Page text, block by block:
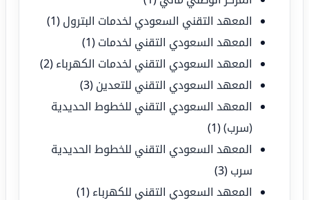
المعهد التقني السعودي لخدمات البترول (1)
المعهد السعودي التقني لخدمات (1)
المعهد السعودي التقني لخدمات الكهرباء (2)
المعهد السعودي التقني للتعدين (3)
المعهد السعودي التقني للخطوط الحديدية
(سرب)(1)
المعهد السعودي التقني للخطوط الحديدية
سرب (3)
المعهد السعودي التقني للكهرباء (1)